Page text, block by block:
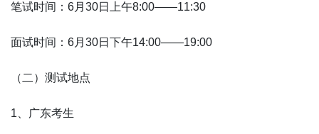
笔试时间： 6月 30日上午8:00——11:30
面试时间： 6月 30日下午14:00——19:00
（二）测试地点
1 、广东考生